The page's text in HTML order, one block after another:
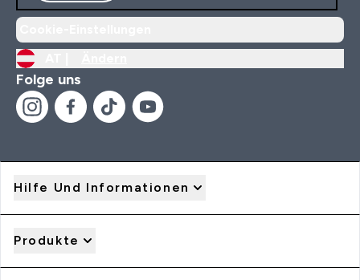
Folge uns
Hilfe Und Informationen
Produkte